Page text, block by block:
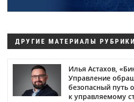
ДРУГИЕ МАТЕРИАЛЫ РУБРИКИ
Илья Астахов,
Управление
безопасный путь
к управляемому